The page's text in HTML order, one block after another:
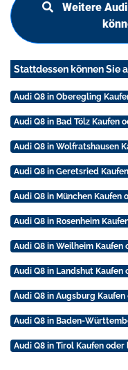
Weitere
Stattdessen können Sie
Audi Q8 in Oberegling
Audi Q8 in Bad Tölz Kaufen
Audi Q8 in Wolfratshausen
Audi Q8 in Geretsried
Audi Q8 in München Kaufen
Audi Q8 in Rosenheim
Audi Q8 in Weilheim Kaufen
Audi Q8 in Landshut Kaufen
Audi Q8 in Augsburg
Audi Q8 in Baden-
Audi Q8 in Tirol Kaufen oder